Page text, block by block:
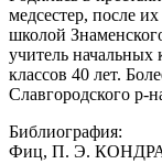
медсестер, после
школой
учитель начальных
классов 40 лет.
Славгородского р-
Библиография:
Фиц, П. Э.